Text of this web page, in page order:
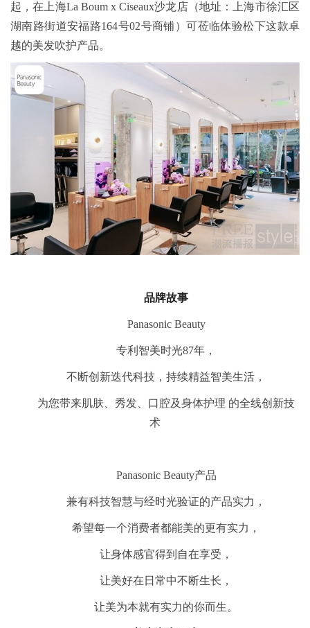
起，在上海La Boum x Ciseaux沙龙店（地址：上海市徐汇区
湖南路街道安福路164号02号商铺）可莅临体验松下这款卓
越的美发吹护产品。
品牌故事
Panasonic Beauty
专利智美时光87年，
不断创新迭代科技，持续精益智美生活，
为您带来肌肤、秀发、口腔及身体护理 的全线创新技
术
Panasonic Beauty产品
兼有科技智慧与经时光验证的产品实力，
希望每一个消费者都能美的更有实力，
让身体感官得到自在享受，
让美好在日常中不断生长，
让美为本就有实力的你而生。